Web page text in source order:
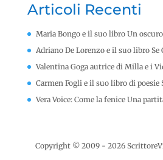
Articoli Recenti
Maria Bongo e il suo libro Un
Adriano De Lorenzo e il suo libro Se
Valentina Goga autrice di Milla e i
Carmen Fogli e il suo libro di poesie
Vera Voice: Come la fenice Una
Copyright © 2009 - 2026